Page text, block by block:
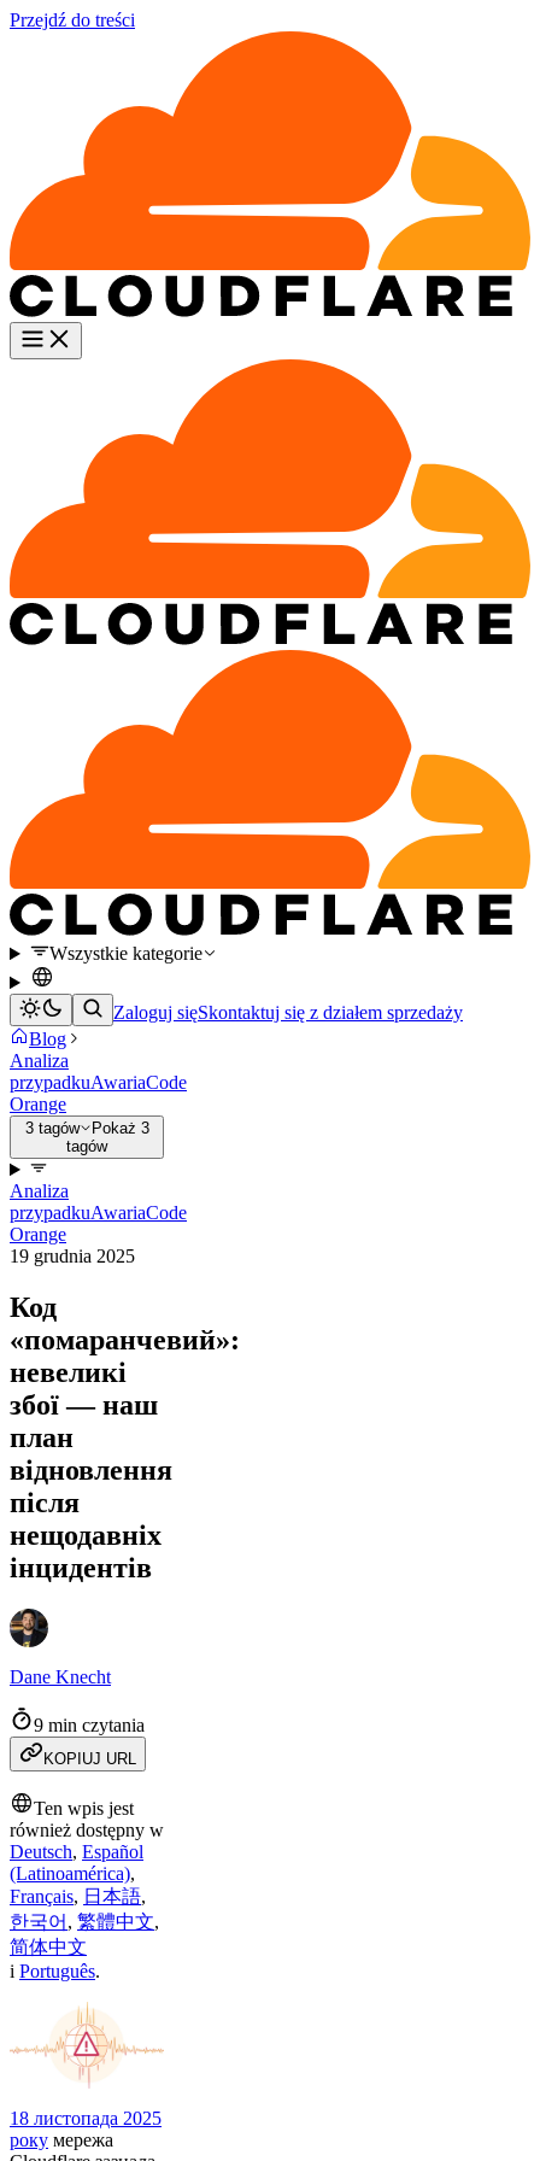
Przejdź do treści
Wszystkie kategorie
Zaloguj sięSkontaktuj się z działem sprzedaży
Blog
Analiza
przypadkuAwariaCode
Orange
3 tagów
Pokaż 3
tagów
Analiza
przypadkuAwariaCode
Orange
19 grudnia 2025
Код
«помаранчевий»:
невеликі
збої — наш
план
відновлення
після
нещодавніх
інцидентів
Dane Knecht
9 min czytania
KOPIUJ URL
Ten wpis jest
również dostępny w
Deutsch, Español
(Latinoamérica),
Français, 日本語,
한국어 , 繁體中文,
简体中文
i Português.
18 листопада 2025
року мережа